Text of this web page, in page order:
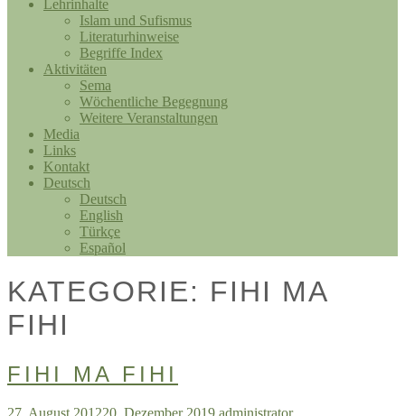
Lehrinhalte
Islam und Sufismus
Literaturhinweise
Begriffe Index
Aktivitäten
Sema
Wöchentliche Begegnung
Weitere Veranstaltungen
Media
Links
Kontakt
Deutsch
Deutsch
English
Türkçe
Español
KATEGORIE: FIHI MA
FIHI
FIHI MA FIHI
27. August 201220. Dezember 2019 administrator